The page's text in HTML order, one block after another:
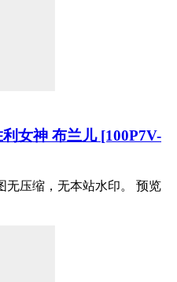
女神 布兰儿 [100P7V-
无压缩，无本站水印。 预览